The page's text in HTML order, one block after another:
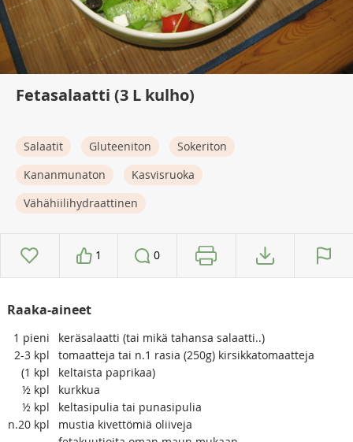
Fetasalaatti (3 L kulho)
Salaatit Gluteeniton
Sokeriton
Kananmunaton
Kasvisruoka
Vähähiilihydraattinen
1 0
Raaka-aineet
1 pieni
keräsalaatti (tai mikä tahansa salaatti..)
2-3 kpl
tomaatteja tai n.1 rasia (250g) kirsikkatomaatteja
(1 kpl
keltaista paprikaa)
½ kpl
kurkkua
½ kpl
keltasipulia tai punasipulia
n.20 kpl
mustia kivettömiä oliiveja